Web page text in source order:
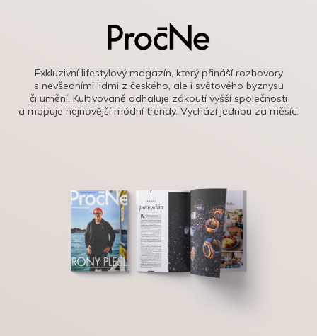
Exkluzivní lifestylový magazín, který přináší rozhovory
s nevšedními lidmi z českého, ale i světového byznysu
či umění. Kultivovaně odhaluje zákoutí vyšší společnosti
a mapuje nejnovější módní trendy. Vychází jednou za měsíc.